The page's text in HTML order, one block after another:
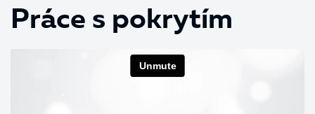
Práce s pokrytím